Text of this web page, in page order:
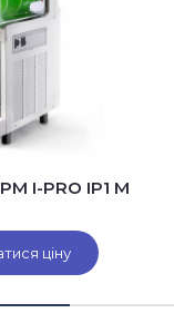
I-PRO IP1 M
ціну